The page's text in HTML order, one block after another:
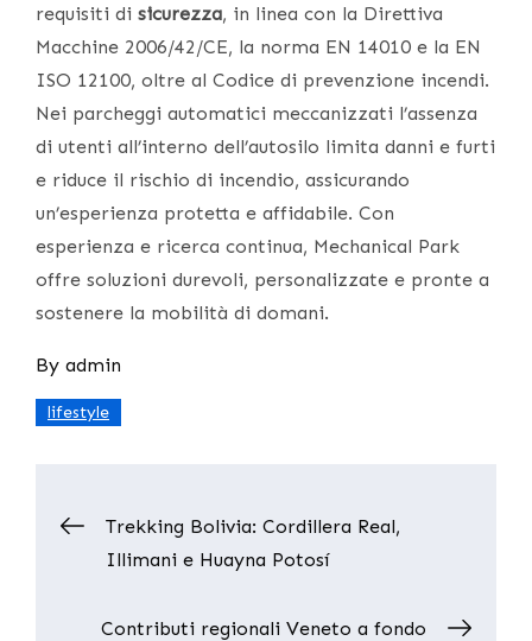
requisiti di sicurezza, in linea con la Direttiva
Macchine 2006/42/CE, la norma EN 14010 e la EN
ISO 12100, oltre al Codice di prevenzione incendi.
Nei parcheggi automatici meccanizzati l’assenza
di utenti all’interno dell’autosilo limita danni e furti
e riduce il rischio di incendio, assicurando
un’esperienza protetta e affidabile. Con
esperienza e ricerca continua, Mechanical Park
offre soluzioni durevoli, personalizzate e pronte a
sostenere la mobilità di domani.
By admin
lifestyle
Post
navigation
Trekking Bolivia: Cordillera Real,
Illimani e Huayna Potosí
Contributi regionali Veneto a fondo